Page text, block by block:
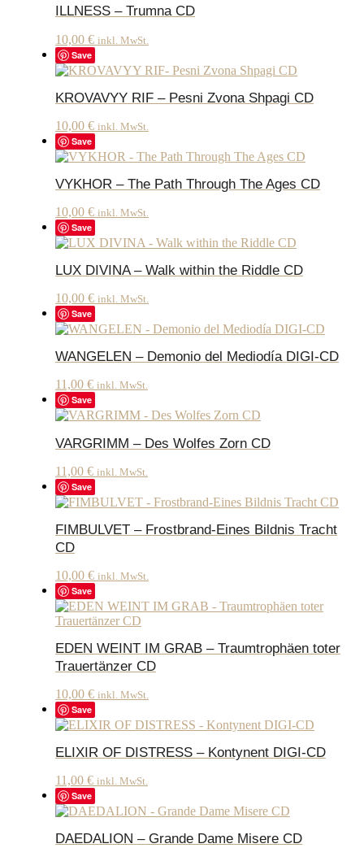
ILLNESS – Trumna CD
10,00 € inkl. MwSt.
Save
KROVAVYY RIF – Pesni Zvona Shpagi CD
10,00 € inkl. MwSt.
Save
VYKHOR – The Path Through The Ages CD
10,00 € inkl. MwSt.
Save
LUX DIVINA – Walk within the Riddle CD
10,00 € inkl. MwSt.
Save
WANGELEN – Demonio del Mediodía DIGI-CD
11,00 € inkl. MwSt.
Save
VARGRIMM – Des Wolfes Zorn CD
11,00 € inkl. MwSt.
Save
FIMBULVET – Frostbrand-Eines Bildnis Tracht
CD
10,00 € inkl. MwSt.
Save
EDEN WEINT IM GRAB – Traumtrophäen toter
Trauertänzer CD
10,00 € inkl. MwSt.
Save
ELIXIR OF DISTRESS – Kontynent DIGI-CD
11,00 € inkl. MwSt.
Save
DAEDALION – Grande Dame Misere CD